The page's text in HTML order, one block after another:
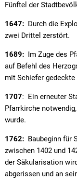
Fünftel der
1647: Durch die
zwei Drittel zerstört.
1689: Im Zuge des
auf Befehl des
mit Schiefer gedeckte
1707: Ein erneuter
Pfarrkirche
wurde.
1762: Baubeginn für
zwischen 1402 und
der Säkularisation
abgerissen und an